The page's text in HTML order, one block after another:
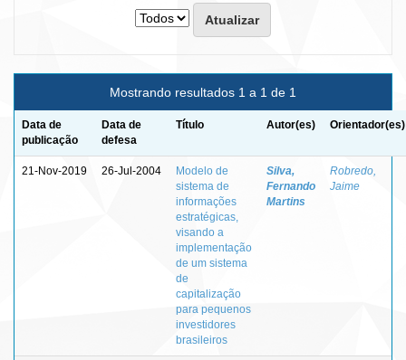
Mostrando resultados 1 a 1 de 1
Data de
publicação
Data de
defesa
Título Autor(es) Orientador(es)
21-Nov-2019 26-Jul-2004
Modelo de
sistema de
informações
estratégicas,
visando a
implementação
de um sistema
de
capitalização
para pequenos
investidores
brasileiros
Silva,
Fernando
Martins
Robredo,
Jaime